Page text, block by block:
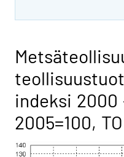
indeksi 2000
2005=100,